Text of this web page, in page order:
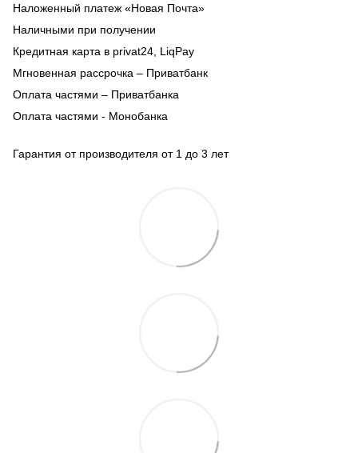
Наложенный платеж «Новая Почта»
Наличными при получении
Кредитная карта в privat24, LiqPay
Мгновенная рассрочка – Приватбанк
Оплата частями – Приватбанка
Оплата частями - Монобанка
Гарантия от производителя от 1 до 3 лет